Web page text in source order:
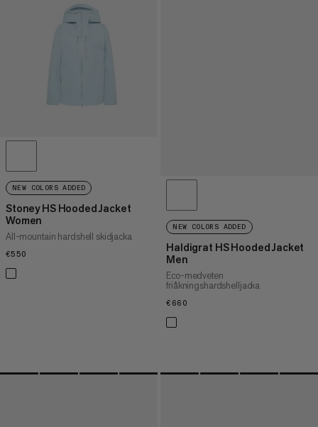
NEW COLORS ADDED
Stoney HS Hooded Jacket
Women
All-mountain hardshell skidjacka
€550
NEW COLORS ADDED
Haldigrat HS Hooded Jacket
Men
Eco-medveten
friåkningshardshelljacka
€660